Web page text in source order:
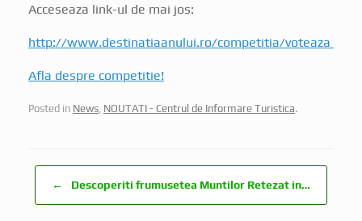
Acceseaza link-ul de mai jos:
http://www.destinatiaanului.ro/competitia/voteaza
Afla despre competitie!
Posted in News, NOUTATI - Centrul de Informare Turistica.
← Descoperiti frumusetea Muntilor Retezat in…